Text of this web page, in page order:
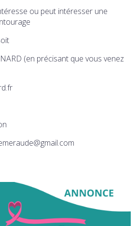
ou peut intéresser une
(en précisant que vous venez